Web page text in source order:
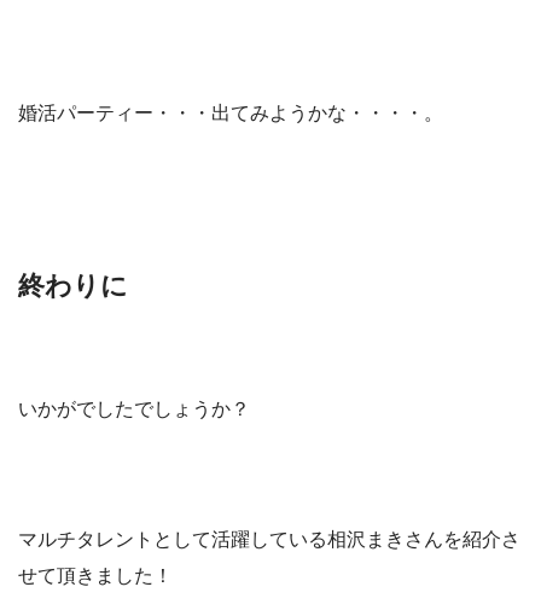
婚活パーティー・・・出てみようかな・・・・。
終わりに
いかがでしたでしょうか？
マルチタレントとして活躍している相沢まきさんを紹介さ
せて頂きました！